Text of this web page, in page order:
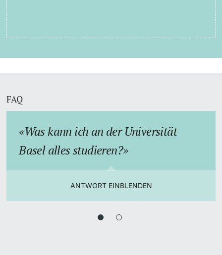
FAQ
Was kann ich an der Universität
Basel alles studieren?
ANTWORT EINBLENDEN